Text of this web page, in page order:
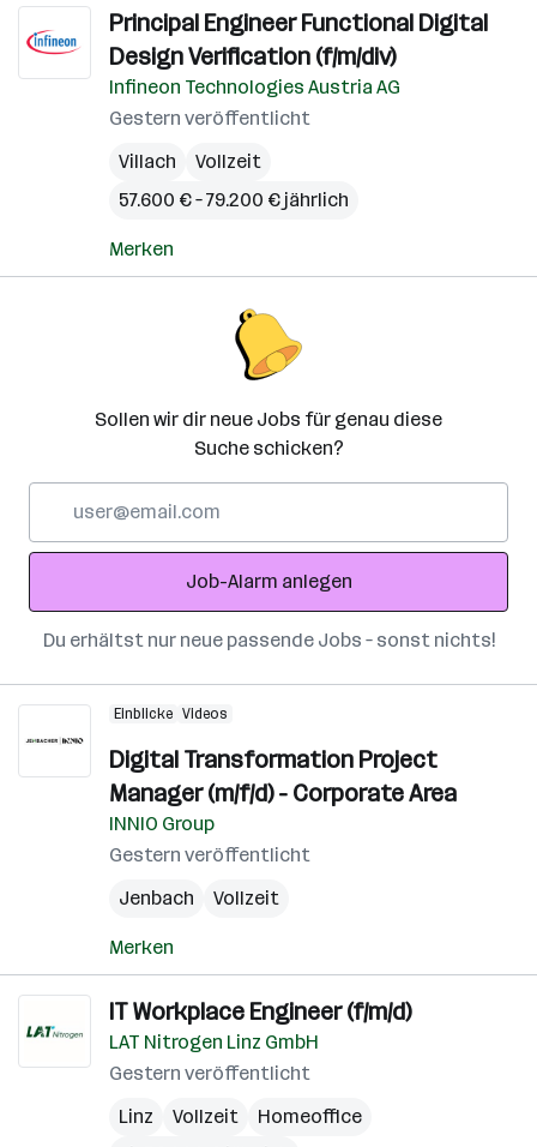
Principal Engineer Functional Digital
Design Verification (f/m/div)
Infineon Technologies Austria AG
Gestern veröffentlicht
Villach
Vollzeit
57.600 € – 79.200 € jährlich
Merken
Sollen wir dir neue Jobs für genau diese
Suche schicken?
Adresse
Job-Alarm anlegen
Du erhältst nur neue passende Jobs – sonst nichts!
Einblicke Videos
Digital Transformation Project
Manager (m/f/d) - Corporate Area
INNIO Group
Gestern veröffentlicht
Jenbach
Vollzeit
Merken
IT Workplace Engineer (f/m/d)
LAT Nitrogen Linz GmbH
Gestern veröffentlicht
Linz
Vollzeit
Homeoffice